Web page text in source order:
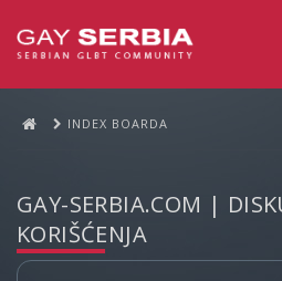
INDEX BOARDA
GAY-SERBIA.COM |
KORIŠĆENJA